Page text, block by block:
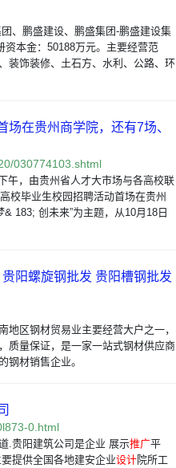
、鹏盛建设、鹏盛集团-鹏盛建设集
资本金：50188万元。主要经营范
装饰装修、土石方、水利、公路、环
在贵州商学院，还有7场、
030774103.shtml
午，由贵州省人才大市场与各高校联
校毕业生校园招聘活动首场在贵州
183; 创未来”为主题，从10月18日
阳螺旋钢批发 贵阳槽钢批发
地区钢材贸易业主要经营大户之一，
质量保证，是一家一站式钢材供应商
钢材销售企业。
0.html
.贵阳建筑公司是企业 展示推广平
提供全国各地建安企业设计院所工